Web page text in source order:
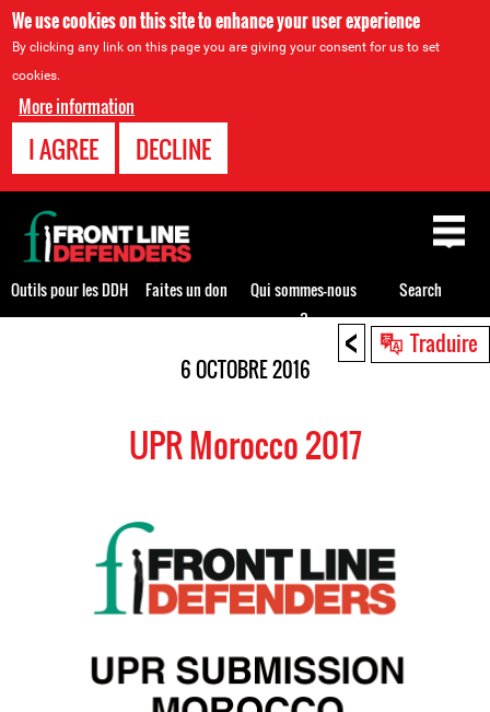
We use cookies on this site to enhance your user experience
By clicking any link on this page you are giving your consent for us to set
cookies.
More information
I AGREE DECLINE
< Traduire
6 OCTOBRE 2016
UPR Morocco 2017
Back
to
top
Outils pour les DDH Faites un don
Qui sommes-nous
?
Search